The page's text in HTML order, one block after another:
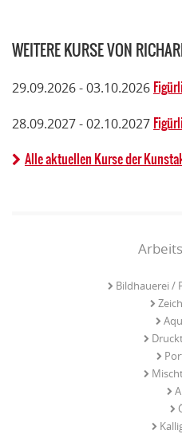
WEITERE KURSE VON
29.09.2026 - 03.10.2026
28.09.2027 - 02.10.2027
Alle aktuellen Kurse der
Bildhauerei /